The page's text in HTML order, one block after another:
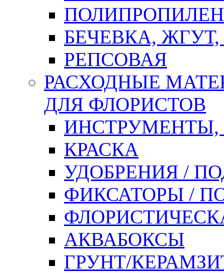
БЕЧЕВКА,
РЕПСОВАЯ
РАСХОДНЫЕ
ДЛЯ ФЛОРИСТОВ
ИНСТРУМЕНТЫ,
КРАСКА
УДОБРЕНИЯ /
ФИКСАТОРЫ /
АКВАБОКСЫ
ГРУНТ/